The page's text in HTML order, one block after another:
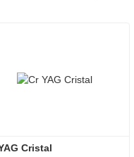
Cristal